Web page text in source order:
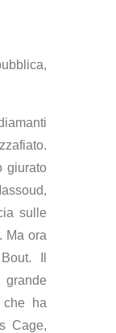
giurato
sulle
Ma ora
Il
che ha
Cage,